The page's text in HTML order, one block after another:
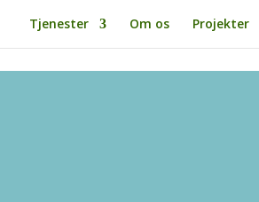
Tjenester Om os Projekter